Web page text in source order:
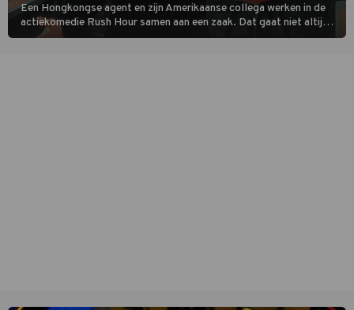
Een Hongkongse agent en zijn Amerikaanse collega werken in de
actiekomedie Rush Hour samen aan een zaak. Dat gaat niet altijd
van een leien dakje.